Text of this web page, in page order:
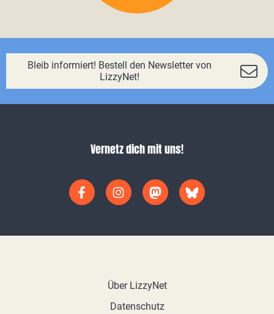
Bleib informiert! Bestell den Newsletter von
LizzyNet!
Vernetz dich mit uns!
Über LizzyNet
Datenschutz